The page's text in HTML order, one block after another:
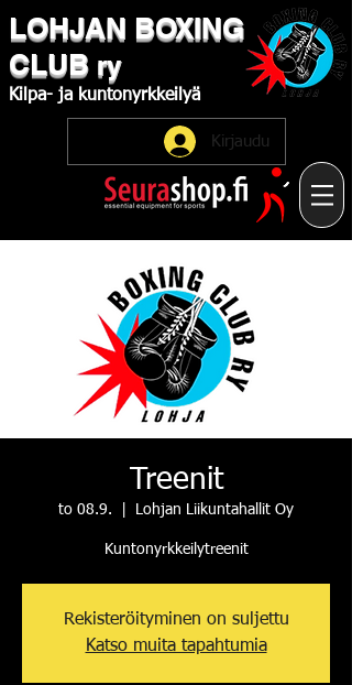
LOHJAN ​BOXING
CLUB ry
Kilpa- ja kuntonyrkkeilyä
Kirjaudu
Treenit
to 08.9. Lohjan Liikuntahallit Oy
Kuntonyrkkeilytreenit
Rekisteröityminen on suljettu
Katso muita tapahtumia